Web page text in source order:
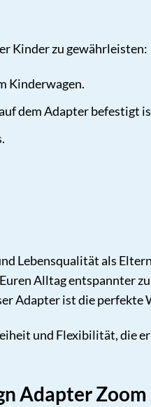
Kinder zu gewährleisten:
Kinderwagen.
dem Adapter befestigt
Lebensqualität als
Alltag entspannter
Adapter ist die perfekte
und Flexibilität, die
Adapter Zoom